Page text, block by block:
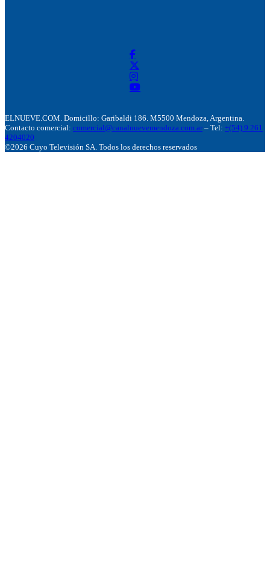
ELNUEVE.COM. Domicillo: Garibaldi 186. M5500 Mendoza, Argentina.
Contacto comercial: comercial@canalnuevemendoza.com.ar – Tel: +(54) 9 261
4204020
©2026 Cuyo Televisión SA. Todos los derechos reservados